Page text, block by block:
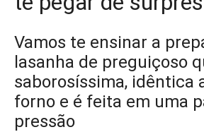
Vamos te ensinar a
lasanha de preguiçoso
saborosíssima, idêntica
forno e é feita em uma
pressão